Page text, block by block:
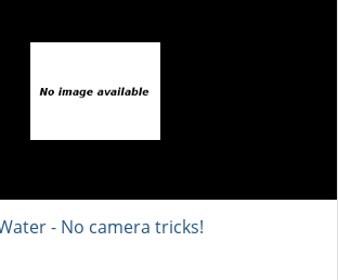
- No camera tricks!